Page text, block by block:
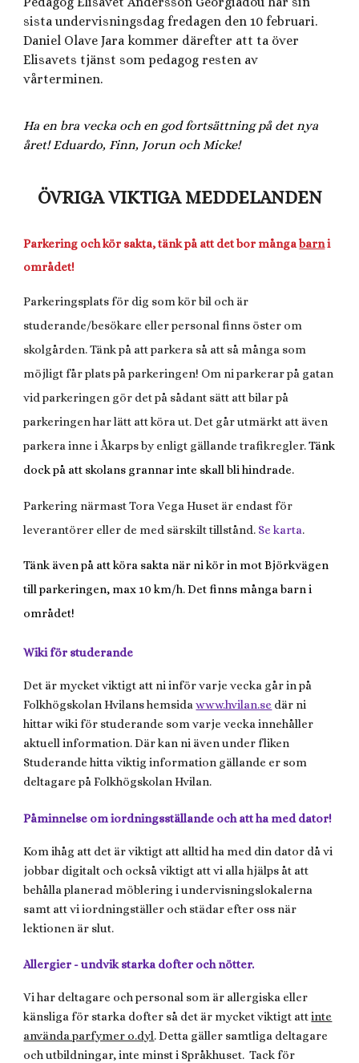
sista undervisningsdag fredagen den 10 februari.
Daniel Olave Jara kommer därefter att ta över
Elisavets tjänst som pedagog resten av
vårterminen.
Ha en bra vecka och en god fortsättning på det nya
året! Eduardo, Finn, Jorun och Micke!
ÖVRIGA VIKTIGA MEDDELANDEN
Parkering och kör sakta, tänk på att det bor mångabarni
området!
Parkeringsplats för dig som kör bil och är
studerande/besökare eller personal finns öster om
skolgården. Tänk på att parkera så att så många som
möjligt får plats på parkeringen! Om ni parkerar på gatan
vid parkeringen gör det på sådant sätt att bilar på
parkeringen har lätt att köra ut. Det går utmärkt att även
parkera inne i Åkarps by enligt gällande trafikregler.Tänk
dock på att skolans grannar inte skall bli hindrade.
Parkering närmast Tora Vega Huset är endast för
leverantörer eller de med särskilt tillstånd. Se karta.
Tänk även på att köra sakta när ni kör in mot Björkvägen
till parkeringen, max 10 km/h. Det finns många barn i
området!
Wiki för studerande
Det är mycket viktigt att ni inför varje vecka går in på
Folkhögskolan Hvilans hemsidawww.hvilan.se där ni
hittar wiki för studerande som varje vecka innehåller
aktuell information. Där kan ni även under fliken
Studerande hitta viktig information gällande er som
deltagare på Folkhögskolan Hvilan.
Påminnelse om iordningsställande och att ha med dator!
Kom ihåg att det är viktigt att alltid ha med din dator då vi
jobbar digitalt och också viktigt att vi alla hjälps åt att
behålla planerad möblering i undervisningslokalerna
samt att vi iordningställer och städar efter oss när
lektionen är slut.
Allergier - undvik starka dofter och nötter.
Vi har deltagare och personal som är allergiska eller
känsliga för starka dofter så det är mycket viktigt attinte
använda parfymer o.dyl. Detta gäller samtliga deltagare
och utbildningar, inte minst i Språkhuset. Tack för